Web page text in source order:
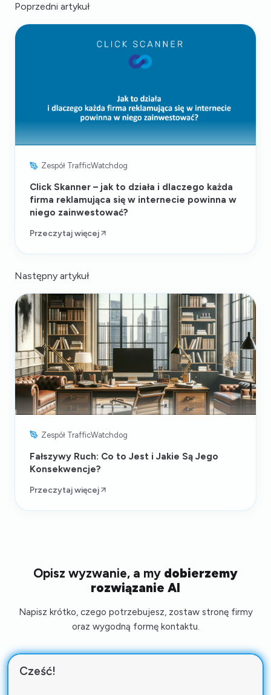
Poprzedni artykuł
Zespół TrafficWatchdog
Click Skanner – jak to działa i dlaczego każda
firma reklamująca się w internecie powinna w
niego zainwestować?
Przeczytaj więcej
Następny artykuł
Zespół TrafficWatchdog
Fałszywy Ruch: Co to Jest i Jakie Są Jego
Konsekwencje?
Przeczytaj więcej
Opisz wyzwanie, a my dobierzemy
rozwiązanie AI
Napisz krótko, czego potrzebujesz, zostaw stronę firmy
oraz wygodną formę kontaktu.
Cześć!